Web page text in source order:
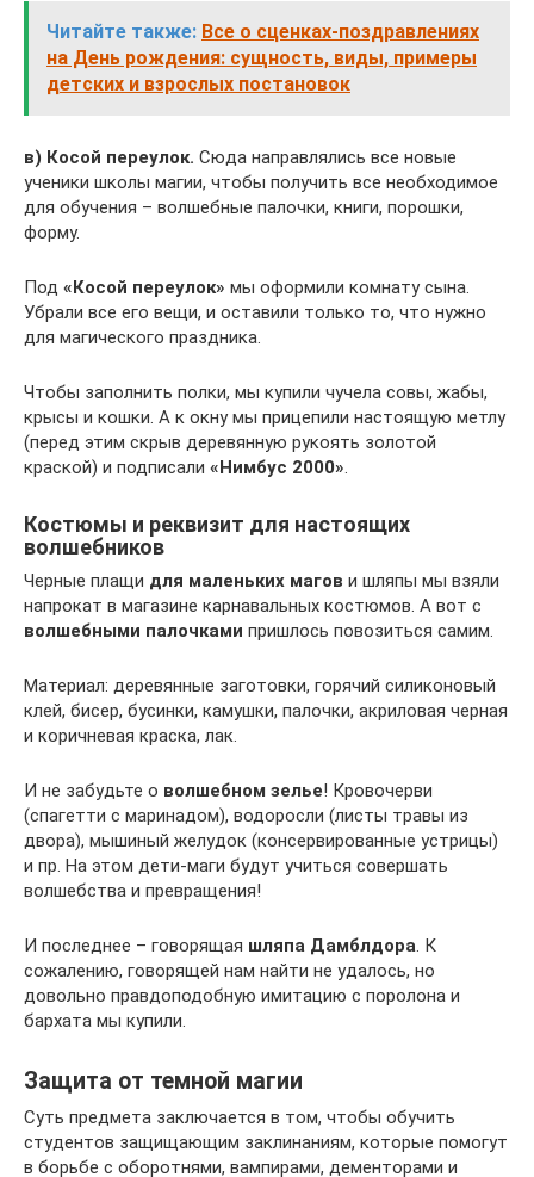
Читайте также: Все о сценках-поздравлениях
на День рождения: сущность, виды, примеры
детских и взрослых постановок
в) Косой переулок. Сюда направлялись все новые
ученики школы магии, чтобы получить все необходимое
для обучения – волшебные палочки, книги, порошки,
форму.
Под «Косой переулок» мы оформили комнату сына.
Убрали все его вещи, и оставили только то, что нужно
для магического праздника.
Чтобы заполнить полки, мы купили чучела совы, жабы,
крысы и кошки. А к окну мы прицепили настоящую метлу
(перед этим скрыв деревянную рукоять золотой
краской) и подписали «Нимбус 2000».
Костюмы и реквизит для настоящих
волшебников
Черные плащи для маленьких магов и шляпы мы взяли
напрокат в магазине карнавальных костюмов. А вот с
волшебными палочками пришлось повозиться самим.
Материал: деревянные заготовки, горячий силиконовый
клей, бисер, бусинки, камушки, палочки, акриловая черная
и коричневая краска, лак.
И не забудьте о волшебном зелье! Кровочерви
(спагетти с маринадом), водоросли (листы травы из
двора), мышиный желудок (консервированные устрицы)
и пр. На этом дети-маги будут учиться совершать
волшебства и превращения!
И последнее – говорящая шляпа Дамблдора. К
сожалению, говорящей нам найти не удалось, но
довольно правдоподобную имитацию с поролона и
бархата мы купили.
Защита от темной магии
Суть предмета заключается в том, чтобы обучить
студентов защищающим заклинаниям, которые помогут
в борьбе с оборотнями, вампирами, дементорами и